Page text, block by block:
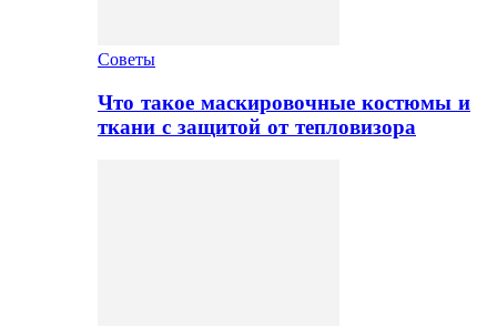
Советы
Что такое маскировочные костюмы и
ткани с защитой от тепловизора